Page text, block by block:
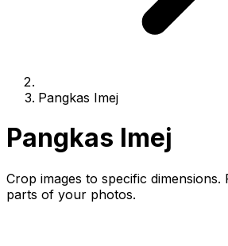
Pangkas Imej
Pangkas Imej
Crop images to specific dimensions.
parts of your photos.